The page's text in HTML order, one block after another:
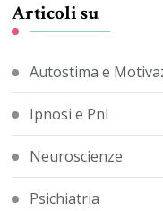
Articoli su
Autostima e
Ipnosi e Pnl
Neuroscienze
Psichiatria